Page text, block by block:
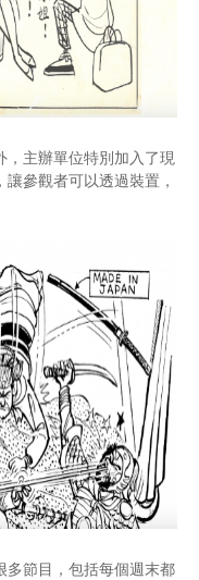
，主辦單位特別加入了現
參觀者可以透過裝置，
多節目，包括每個週末都